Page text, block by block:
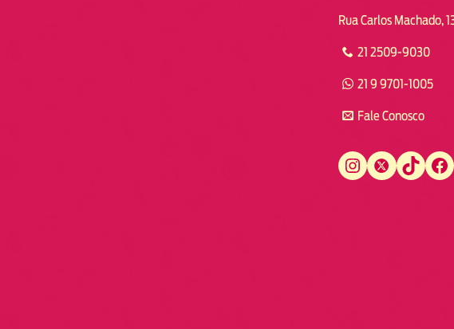
Rua Carlos Machado,
21 2509-9030
21 9 9701-1005
Fale Conosco
Instagram Twitter TikTok Facebook